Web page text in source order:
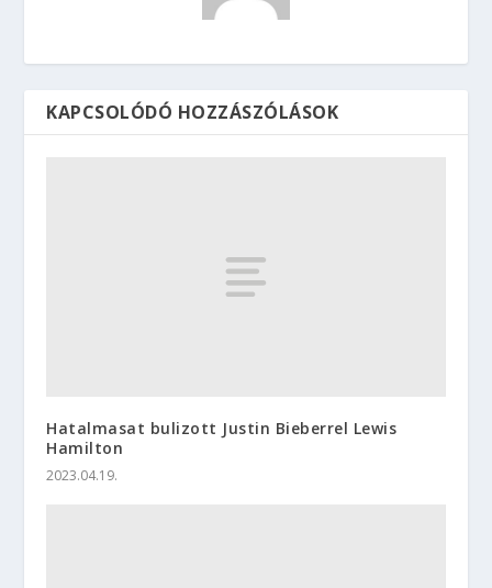
KAPCSOLÓDÓ HOZZÁSZÓLÁSOK
Hatalmasat bulizott Justin Bieberrel Lewis
Hamilton
2023.04.19.